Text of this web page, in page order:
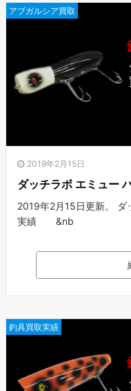
アブガルシア買取
2019年2月15日
ダッチラボ エミュー
2019年2月15日更新。 ダ
実績 &nb
釣具買取実績